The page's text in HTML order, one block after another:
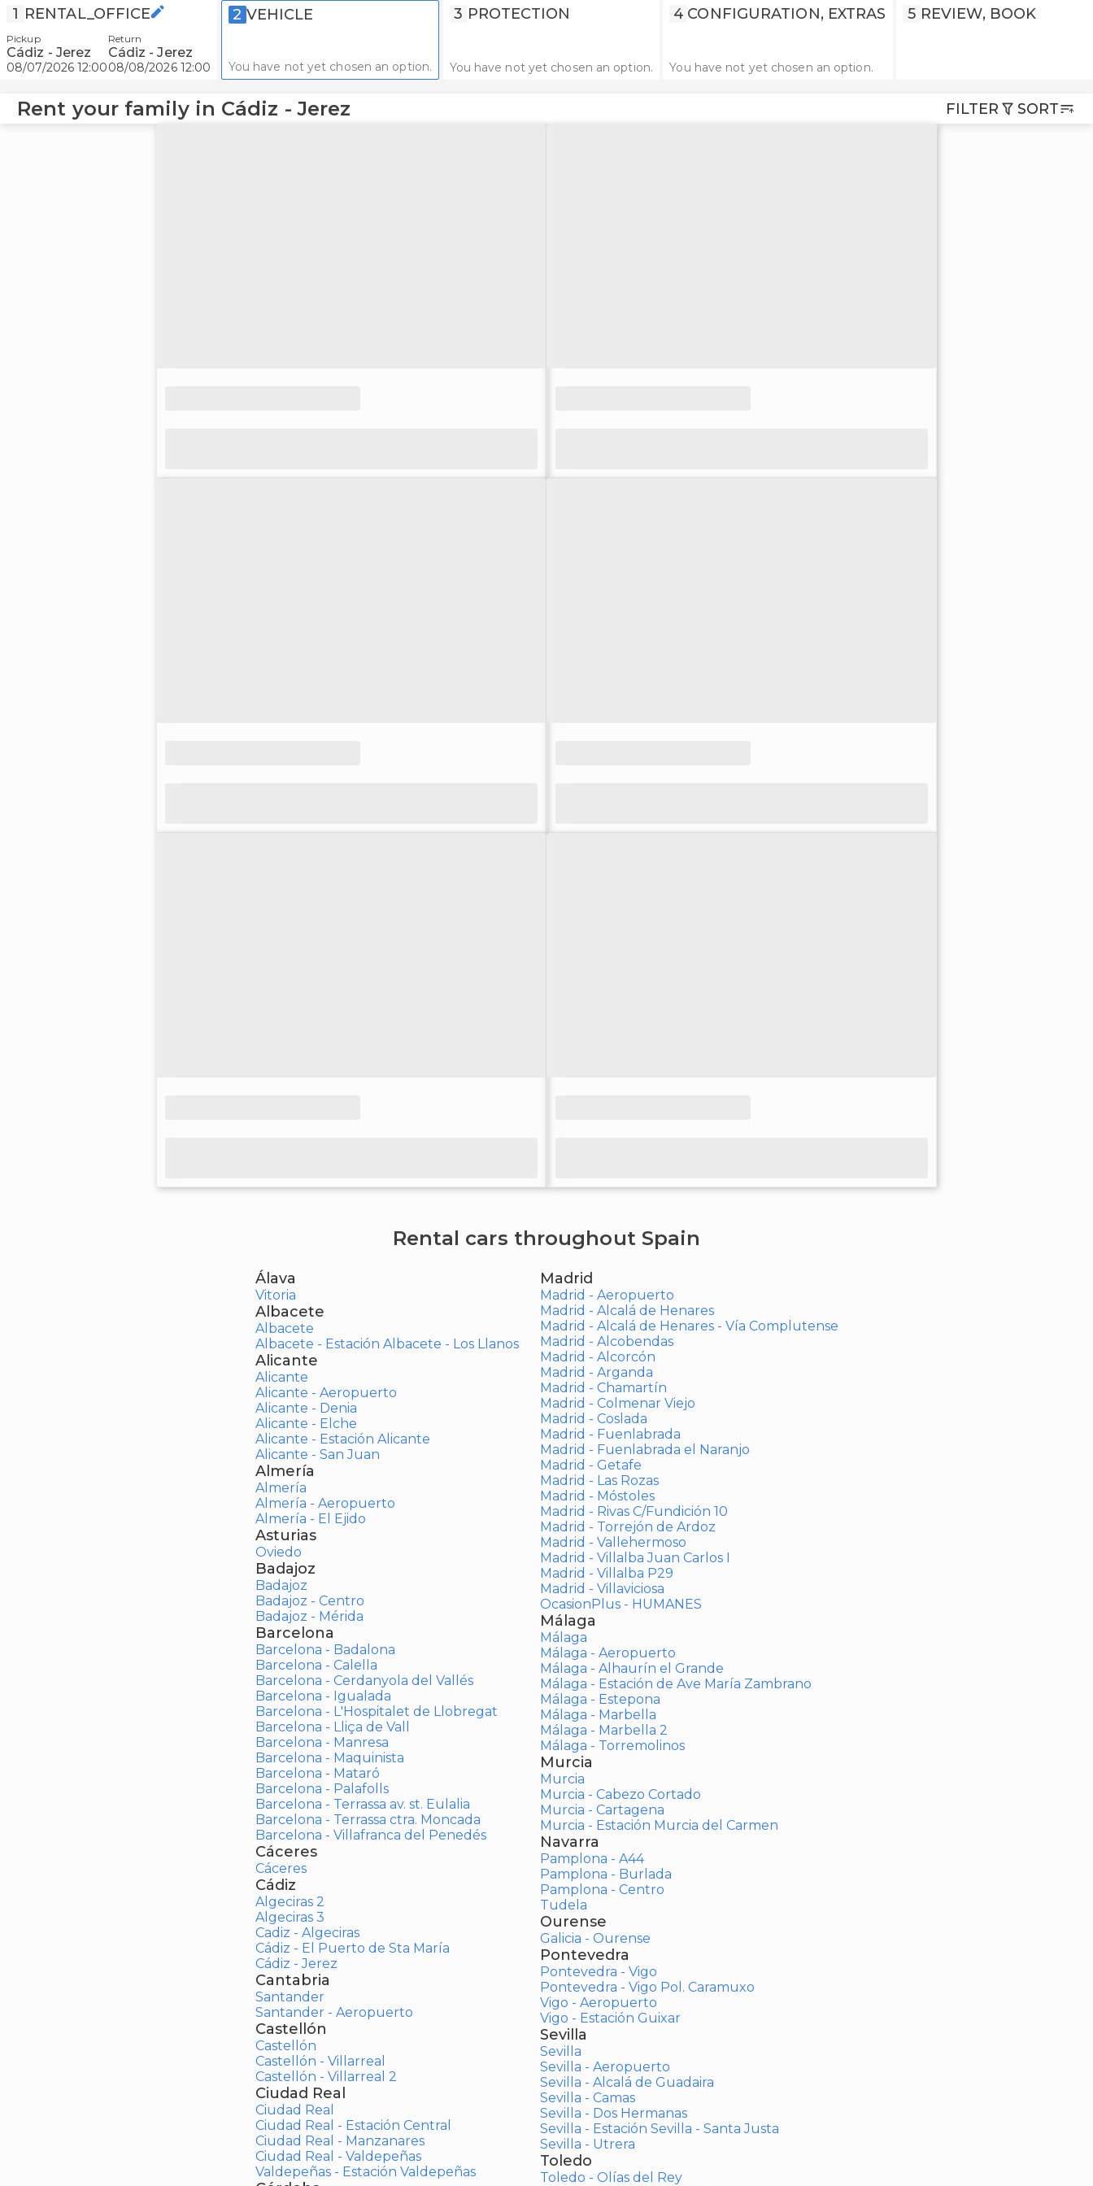
1 RENTAL_OFFICE
Pickup
Cádiz - Jerez
08/07/2026 12:00
Return
Cádiz - Jerez
08/08/2026 12:00
2 VEHICLE
You have not yet chosen an option.
3 PROTECTION
You have not yet chosen an option.
4 CONFIGURATION, EXTRAS
You have not yet chosen an option.
5 REVIEW, BOOK
Rent your family in Cádiz - Jerez FILTER SORT
Rental cars throughout Spain
Álava
Vitoria
Albacete
Albacete
Albacete - Estación Albacete - Los Llanos
Alicante
Alicante
Alicante - Aeropuerto
Alicante - Denia
Alicante - Elche
Alicante - Estación Alicante
Alicante - San Juan
Almería
Almería
Almería - Aeropuerto
Almería - El Ejido
Asturias
Oviedo
Badajoz
Badajoz
Badajoz - Centro
Badajoz - Mérida
Barcelona
Barcelona - Badalona
Barcelona - Calella
Barcelona - Cerdanyola del Vallés
Barcelona - Igualada
Barcelona - L'Hospitalet de Llobregat
Barcelona - Lliça de Vall
Barcelona - Manresa
Barcelona - Maquinista
Barcelona - Mataró
Barcelona - Palafolls
Barcelona - Terrassa av. st. Eulalia
Barcelona - Terrassa ctra. Moncada
Barcelona - Villafranca del Penedés
Cáceres
Cáceres
Cádiz
Algeciras 2
Algeciras 3
Cadiz - Algeciras
Cádiz - El Puerto de Sta María
Cádiz - Jerez
Cantabria
Santander
Santander - Aeropuerto
Castellón
Castellón
Castellón - Villarreal
Castellón - Villarreal 2
Ciudad Real
Ciudad Real
Ciudad Real - Estación Central
Ciudad Real - Manzanares
Ciudad Real - Valdepeñas
Valdepeñas - Estación Valdepeñas
Madrid
Madrid - Aeropuerto
Madrid - Alcalá de Henares
Madrid - Alcalá de Henares - Vía Complutense
Madrid - Alcobendas
Madrid - Alcorcón
Madrid - Arganda
Madrid - Chamartín
Madrid - Colmenar Viejo
Madrid - Coslada
Madrid - Fuenlabrada
Madrid - Fuenlabrada el Naranjo
Madrid - Getafe
Madrid - Las Rozas
Madrid - Móstoles
Madrid - Rivas C/Fundición 10
Madrid - Torrejón de Ardoz
Madrid - Vallehermoso
Madrid - Villalba Juan Carlos I
Madrid - Villalba P29
Madrid - Villaviciosa
OcasionPlus - HUMANES
Málaga
Málaga
Málaga - Aeropuerto
Málaga - Alhaurín el Grande
Málaga - Estación de Ave María Zambrano
Málaga - Estepona
Málaga - Marbella
Málaga - Marbella 2
Málaga - Torremolinos
Murcia
Murcia
Murcia - Cabezo Cortado
Murcia - Cartagena
Murcia - Estación Murcia del Carmen
Navarra
Pamplona - A44
Pamplona - Burlada
Pamplona - Centro
Tudela
Ourense
Galicia - Ourense
Pontevedra
Pontevedra - Vigo
Pontevedra - Vigo Pol. Caramuxo
Vigo - Aeropuerto
Vigo - Estación Guixar
Sevilla
Sevilla
Sevilla - Aeropuerto
Sevilla - Alcalá de Guadaira
Sevilla - Camas
Sevilla - Dos Hermanas
Sevilla - Estación Sevilla - Santa Justa
Sevilla - Utrera
Toledo
Toledo - Olías del Rey